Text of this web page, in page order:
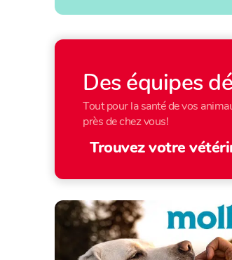
Des équipes
Tout pour la santé de vos
près de chez vous!
Trouvez votre